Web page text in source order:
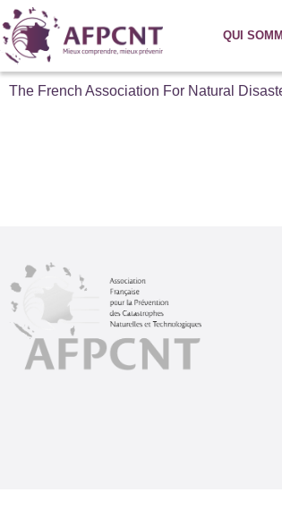
QUI
The French Association For Natural